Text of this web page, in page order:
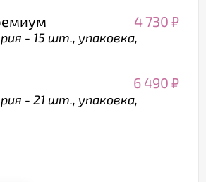
4 730 ₽
- 15 шт., упаковка,
6 490 ₽
- 21 шт., упаковка,